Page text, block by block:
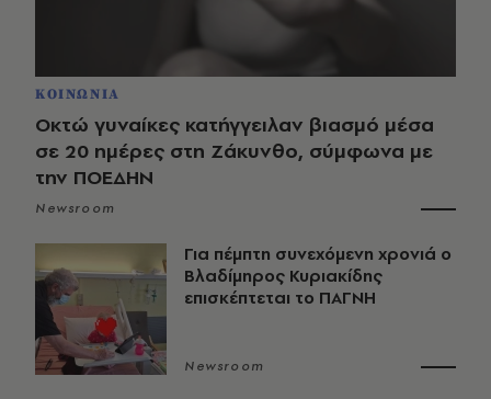
ΚΟΙΝΩΝΙΑ
Οκτώ γυναίκες κατήγγειλαν βιασμό μέσα
σε 20 ημέρες στη Ζάκυνθο, σύμφωνα με
την ΠΟΕΔΗΝ
Newsroom
Για πέμπτη συνεχόμενη χρονιά ο
Βλαδίμηρος Κυριακίδης
επισκέπτεται το ΠΑΓΝΗ
Newsroom